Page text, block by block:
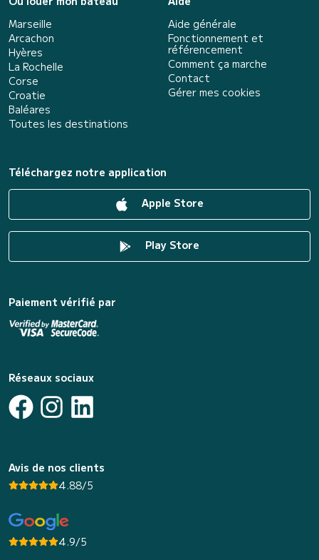
Marseille
Arcachon
Hyères
La Rochelle
Corse
Croatie
Baléares
Toutes les destinations
Aide générale
Fonctionnement et
référencement
Comment ça marche
Contact
Gérer mes cookies
Téléchargez notre application
Apple Store
Play Store
Paiement vérifié par
Réseaux sociaux
Avis de nos clients
4.88/5
4.9/5